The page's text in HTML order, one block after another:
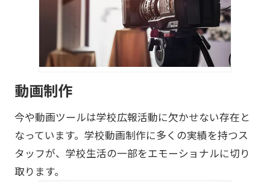
動画制作
今や動画ツールは学校広報活動に欠かせない存在と
なっています。学校動画制作に多くの実績を持つス
タッフが、学校生活の一部をエモーショナルに切り
取ります。